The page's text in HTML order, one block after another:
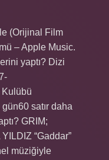
(Orijinal Film
– Apple Music.
yaptı? Dizi
satır daha
GRIM;
“Gaddar”
müziğiyle